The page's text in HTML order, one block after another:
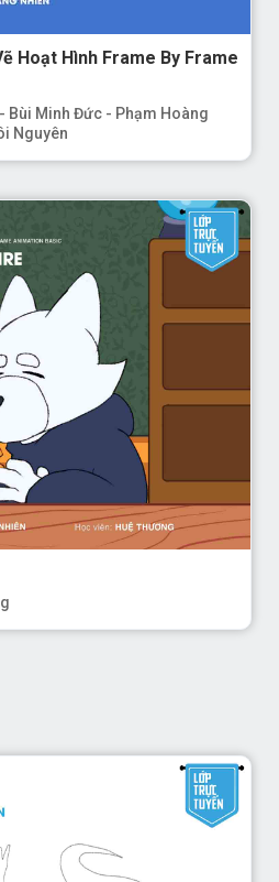
Hoạt Hình Frame By Frame
Bùi Minh Đức - Phạm Hoàng
Nguyên